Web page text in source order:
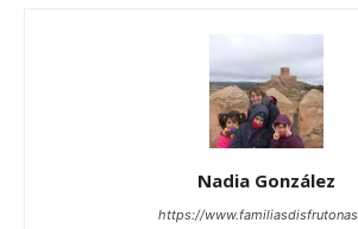
Nadia González
https://